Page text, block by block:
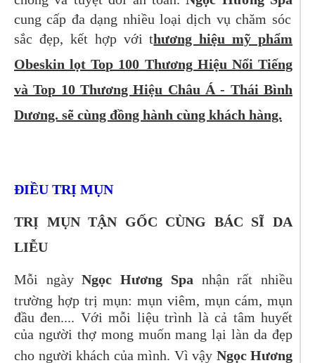
cung cấp đa dạng nhiều loại dịch vụ chăm sóc
sắc đẹp, kết hợp với thương hiệu mỹ phẩm
Obeskin lọt Top 100 Thương Hiệu Nổi Tiếng
và Top 10 Thương Hiệu Châu Á - Thái Bình
Dương. sẽ cùng đồng hành cùng khách hàng.
ĐIỀU TRỊ MỤN
TRỊ MỤN TẬN GỐC CÙNG BÁC SĨ DA
LIỄU
Mỗi ngàyNgọc Hương Spanhận rất nhiều
trường hợp trị mụn: mụn viêm, mụn cám, mụn
đầu đen.... Với mỗi liệu trình là cả tâm huyết
của người thợ mong muốn mang lại làn da đẹp
cho người khách của mình. Vì vậy Ngọc Hương